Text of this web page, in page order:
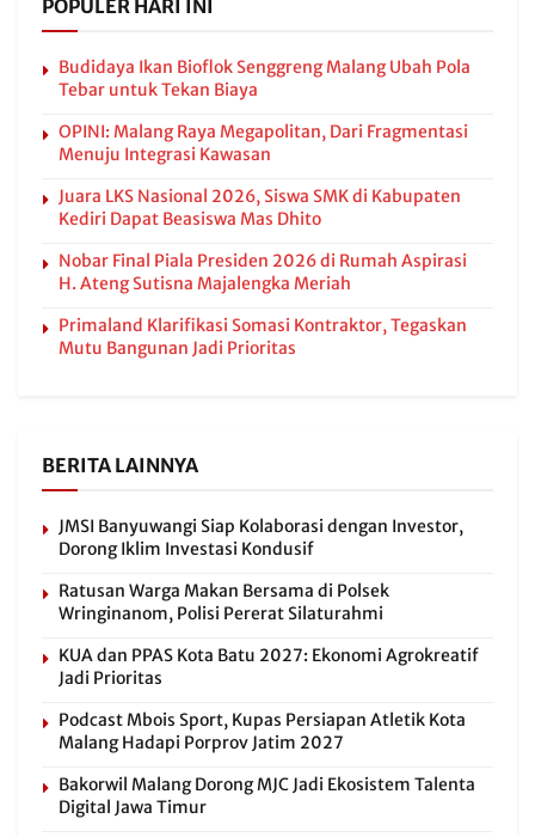
POPULER HARI INI
Budidaya Ikan Bioflok Senggreng Malang Ubah Pola
Tebar untuk Tekan Biaya
OPINI: Malang Raya Megapolitan, Dari Fragmentasi
Menuju Integrasi Kawasan
Juara LKS Nasional 2026, Siswa SMK di Kabupaten
Kediri Dapat Beasiswa Mas Dhito
Nobar Final Piala Presiden 2026 di Rumah Aspirasi
H. Ateng Sutisna Majalengka Meriah
Primaland Klarifikasi Somasi Kontraktor, Tegaskan
Mutu Bangunan Jadi Prioritas
BERITA LAINNYA
JMSI Banyuwangi Siap Kolaborasi dengan Investor,
Dorong Iklim Investasi Kondusif
Ratusan Warga Makan Bersama di Polsek
Wringinanom, Polisi Pererat Silaturahmi
KUA dan PPAS Kota Batu 2027: Ekonomi Agrokreatif
Jadi Prioritas
Podcast Mbois Sport, Kupas Persiapan Atletik Kota
Malang Hadapi Porprov Jatim 2027
Bakorwil Malang Dorong MJC Jadi Ekosistem Talenta
Digital Jawa Timur